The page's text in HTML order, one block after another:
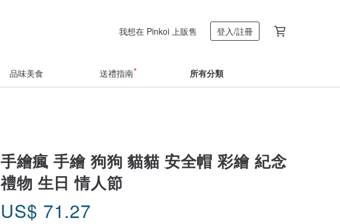
我想在 Pinkoi 上販售 登入/註冊
品味美食 送禮指南 所有分類
手繪瘋 手繪 狗狗 貓貓 安全帽 彩繪 紀念
禮物 生日 情人節
US$ 71.27